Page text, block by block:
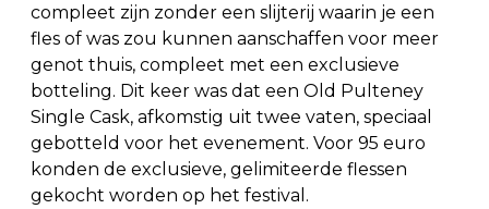
compleet zijn zonder een slijterij waarin je een
fles of was zou kunnen aanschaffen voor meer
genot thuis, compleet met een exclusieve
botteling. Dit keer was dat een Old Pulteney
Single Cask, afkomstig uit twee vaten, speciaal
gebotteld voor het evenement. Voor 95 euro
konden de exclusieve, gelimiteerde flessen
gekocht worden op het festival.